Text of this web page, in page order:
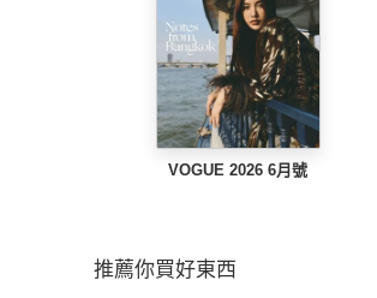
VOGUE 2026 6月號
推薦你買好東西